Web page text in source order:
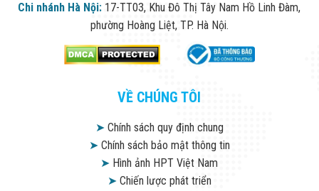
Chi nhánh Hà Nội: 17-TT03, Khu Đô Thị Tây Nam Hồ Linh Đàm,
phường Hoàng Liệt, TP. Hà Nội.
VỀ CHÚNG TÔI
➤Chính sách quy định chung
➤Chính sách bảo mật thông tin
➤ Hình ảnh HPT Việt Nam
➤Chiến lược phát triển